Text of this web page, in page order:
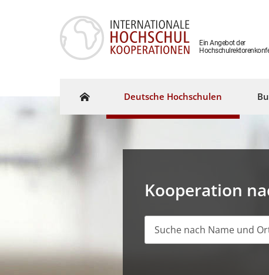
Ein Angebot der
Deutsche Hochschulen
Kooperation